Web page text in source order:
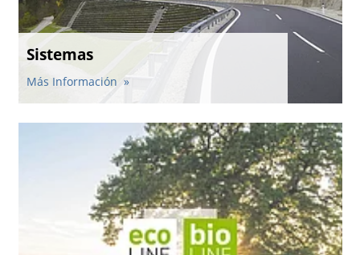
Sistemas
Más Información